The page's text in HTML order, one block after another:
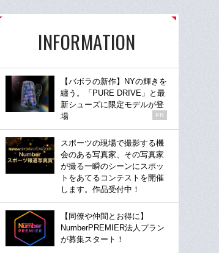
INFORMATION
【バボラの新作】NYの輝きを
纏う。「PURE DRIVE」と最
新シューズに限定モデルが登
場
PR
スポーツの現場で撮影する機
会のある写真家、その写真家
が撮る一瞬のシーンにスポッ
トをあてるコンテストを開催
します。作品受付中！
【同僚や仲間とお得に】
NumberPREMIER法人プラン
が募集スタート！